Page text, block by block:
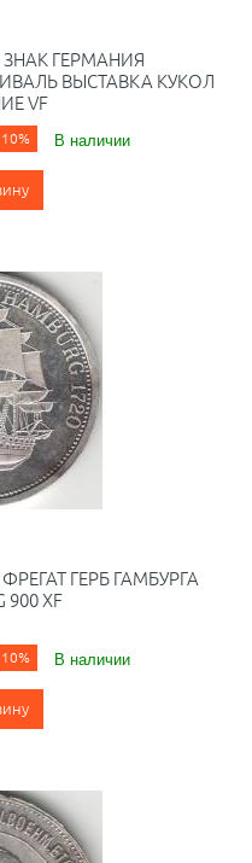
ГЕРМАНИЯ
ВЫСТАВКА КУКОЛ
VF
10% В наличии
ГЕРБ ГАМБУРГА
900 XF
10% В наличии